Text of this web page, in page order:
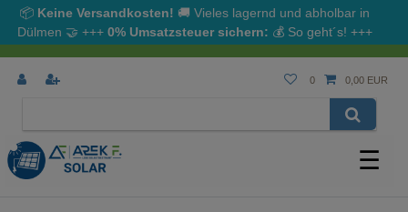
📦Keine Versandkosten! 🚚 Vieles lagernd und abholbar in
Dülmen 🤝 +++ 0% Umsatzsteuer sichern: 💰 So geht´s! +++
☰
0 0,00 EUR